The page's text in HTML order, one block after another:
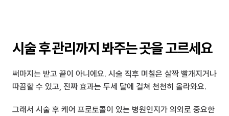
시술 후 관리까지 봐주는 곳을 고르세요
써마지는 받고 끝이 아니에요. 시술 직후 며칠은 살짝 빨개지거나
따끔할 수 있고, 진짜 효과는 두세 달에 걸쳐 천천히 올라와요.
그래서 시술 후 케어 프로토콜이 있는 병원인지가 의외로 중요한